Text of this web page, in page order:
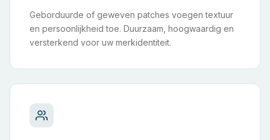
Geborduurde of geweven patches voegen textuur
en persoonlijkheid toe. Duurzaam, hoogwaardig en
versterkend voor uw merkidentiteit.